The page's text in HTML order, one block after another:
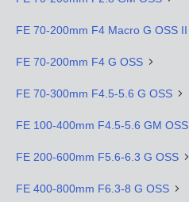
FE 70-200mm F4 Macro G OSS II
FE 70-200mm F4 G OSS
FE 70-300mm F4.5-5.6 G OSS
FE 100-400mm F4.5-5.6 GM OSS
FE 200-600mm F5.6-6.3 G OSS
FE 400-800mm F6.3-8 G OSS